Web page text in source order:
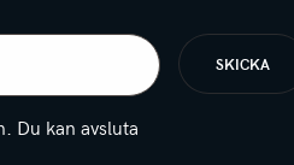
Du kan avsluta